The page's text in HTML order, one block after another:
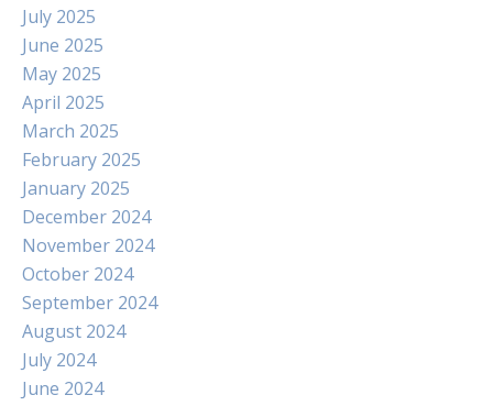
July 2025
June 2025
May 2025
April 2025
March 2025
February 2025
January 2025
December 2024
November 2024
October 2024
September 2024
August 2024
July 2024
June 2024